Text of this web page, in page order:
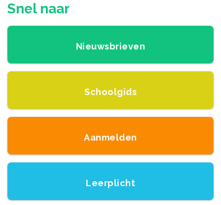
Snel naar
Nieuwsbrieven
Schoolgids
Aanmelden
Leerplicht